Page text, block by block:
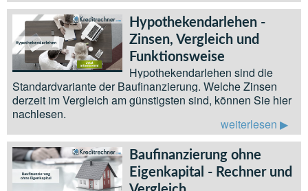
Hypothekendarlehen -
Zinsen, Vergleich und
Funktionsweise
Hypothekendarlehen sind die
Standardvariante der Baufinanzierung. Welche Zinsen
derzeit im Vergleich am günstigsten sind, können Sie hier
nachlesen.
weiterlesen
Baufinanzierung ohne
Eigenkapital - Rechner und